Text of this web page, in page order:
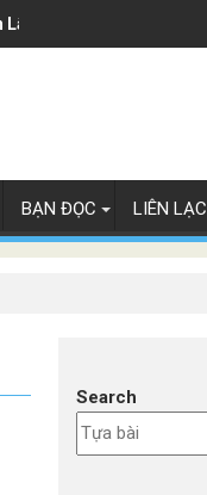
Lan
BẠN ĐỌC LIÊN LẠC
Search